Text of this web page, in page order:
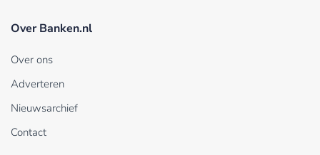
Over Banken.nl
Over ons
Adverteren
Nieuwsarchief
Contact